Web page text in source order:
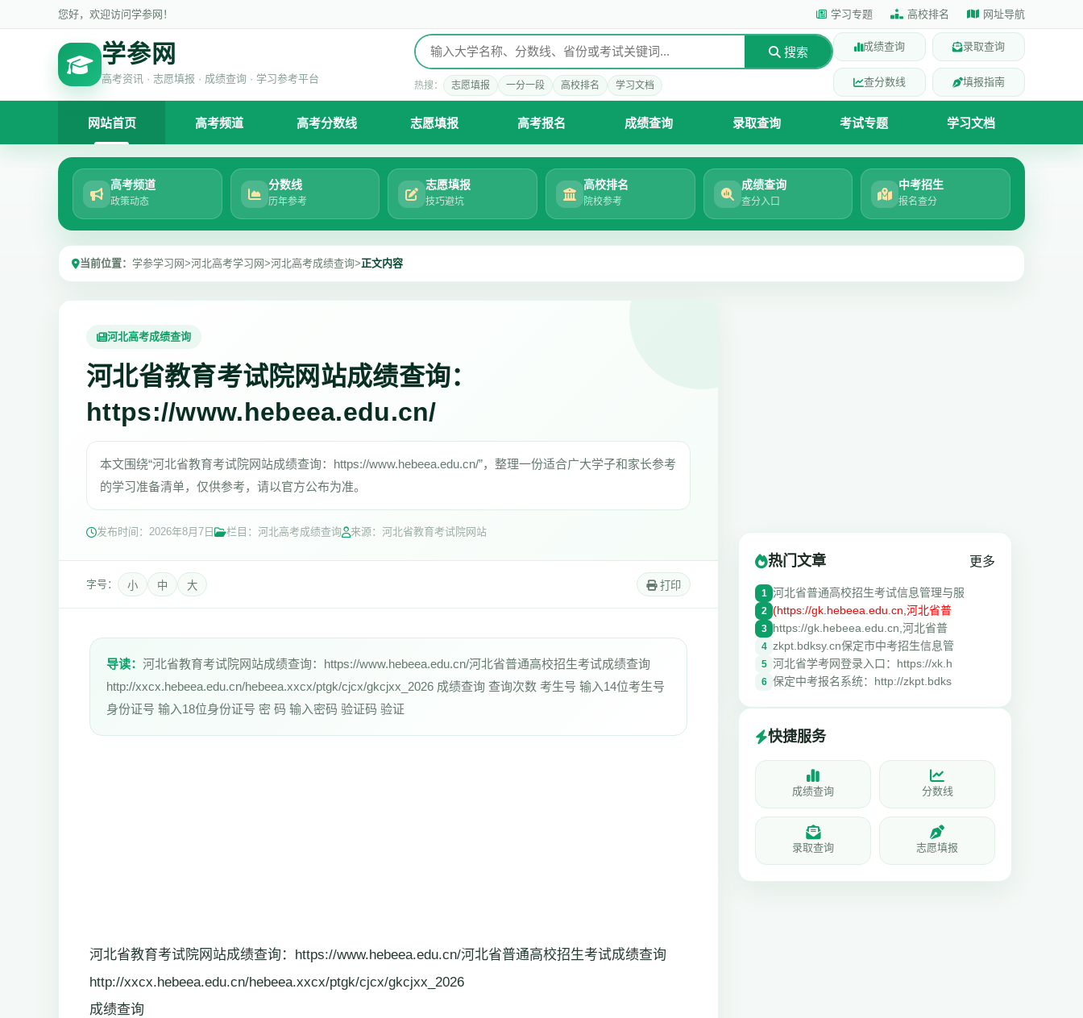
您好，欢迎访问学参网！ 学习专题 高校排名 网址导航
学参网
高考资讯 · 志愿填报 · 成绩查询 · 学习参考平台
搜索
热搜： 志愿填报 一分一段 高校排名 学习文档
成绩查询 录取查询
查分数线 填报指南
网站首页 高考频道 高考分数线 志愿填报 高考报名 成绩查询 录取查询 考试专题 学习文档
高考频道
政策动态
分数线
历年参考
志愿填报
技巧避坑
高校排名
院校参考
成绩查询
查分入口
中考招生
报名查分
当前位置： 学参学习网>河北高考学习网>河北高考成绩查询>正文内容
河北高考成绩查询
河北省教育考试院网站成绩查询：
https://www.hebeea.edu.cn/
本文围绕“河北省教育考试院网站成绩查询：https://www.hebeea.edu.cn/”，整理一份适合广大学子和家长参考
的学习准备清单，仅供参考，请以官方公布为准。
发布时间： 2026年8月7日 栏目：河北高考成绩查询 来源：河北省教育考试院网站
字号： 小 中 大 打印
导读： 河北省教育考试院网站成绩查询：https://www.hebeea.edu.cn/河北省普通高校招生考试成绩查询
http://xxcx.hebeea.edu.cn/hebeea.xxcx/ptgk/cjcx/gkcjxx_2026 成绩查询 查询次数 考生号 输入14位考生号
身份证号 输入18位身份证号 密 码 输入密码 验证码 验证
河北省教育考试院网站成绩查询：https://www.hebeea.edu.cn/河北省普通高校招生考试成绩查询
http://xxcx.hebeea.edu.cn/hebeea.xxcx/ptgk/cjcx/gkcjxx_2026
成绩查询
热门文章 更多
1 河北省普通高校招生考试信息管理与服
2 (https://gk.hebeea.edu.cn,河北省普
3 https://gk.hebeea.edu.cn,河北省普
4 zkpt.bdksy.cn保定市中考招生信息管
5 河北省学考网登录入口：https://xk.h
6 保定中考报名系统：http://zkpt.bdks
快捷服务
成绩查询 分数线
录取查询 志愿填报